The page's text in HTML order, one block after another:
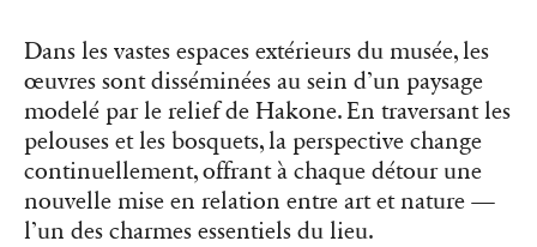
Dans les vastes espaces extérieurs du musée, les
œuvres sont disséminées au sein d’un paysage
modelé par le relief de Hakone. En traversant les
pelouses et les bosquets, la perspective change
continuellement, offrant à chaque détour une
nouvelle mise en relation entre art et nature —
l’un des charmes essentiels du lieu.